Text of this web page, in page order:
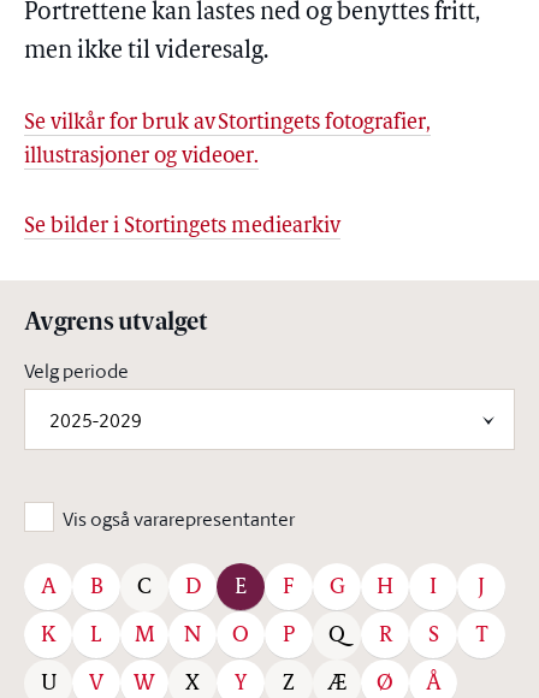
Portrettene kan lastes ned og benyttes fritt,
men ikke til videresalg.
Se vilkår for bruk av Stortingets fotografier,
illustrasjoner og videoer.
Se bilder i Stortingets mediearkiv
Avgrens utvalget
Velg periode
2025-2029
Vis også vararepresentanter
A B C D E F G H I J
K L M N O P Q R S T
U V W X Y Z Æ Ø Å